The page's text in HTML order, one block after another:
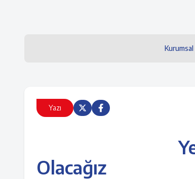
Kurumsal
Yazı
Olacağız